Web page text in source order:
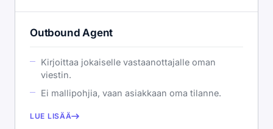
Outbound Agent
Kirjoittaa jokaiselle vastaanottajalle oman
viestin.
Ei mallipohjia, vaan asiakkaan oma tilanne.
LUE LISÄÄ